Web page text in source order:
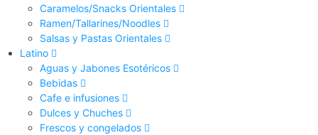
Caramelos/Snacks Orientales
Ramen/Tallarines/Noodles
Salsas y Pastas Orientales
Latino
Aguas y Jabones Esotéricos
Bebidas
Cafe e infusiones
Dulces y Chuches
Frescos y congelados